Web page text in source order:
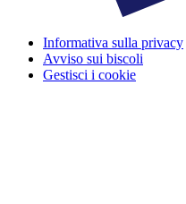
Informativa sulla privacy
Avviso sui biscoli
Gestisci i cookie